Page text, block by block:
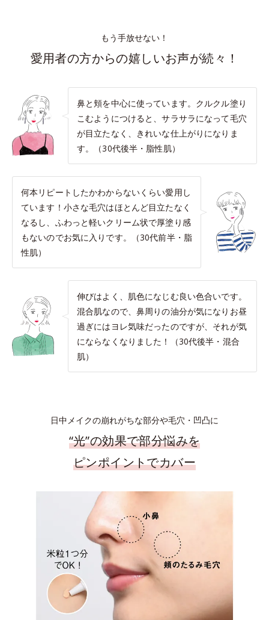
もう手放せない！
愛用者の方からの嬉しいお声が続々！
鼻と頬を中心に使っています。クルクル塗り
こむようにつけると、サラサラになって毛穴
が目立たなく、きれいな仕上がりになりま
す。（30代後半・脂性肌）
何本リピートしたかわからないくらい愛用し
ています！小さな毛穴はほとんど目立たなく
なるし、ふわっと軽いクリーム状で厚塗り感
もないのでお気に入りです。（30代前半・脂
性肌）
伸びはよく、肌色になじむ良い色合いです。
混合肌なので、鼻周りの油分が気になりお昼
過ぎにはヨレ気味だったのですが、それが気
にならなくなりました！（30代後半・混合
肌）
日中メイクの崩れがちな部分や毛穴・凹凸に
“光”の効果で部分悩みを
ピンポイントでカバー